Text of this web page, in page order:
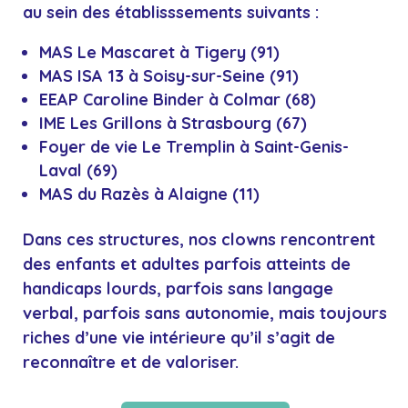
au sein des établisssements suivants :
MAS Le Mascaret à Tigery (91)
MAS ISA 13 à Soisy-sur-Seine (91)
EEAP Caroline Binder à Colmar (68)
IME Les Grillons à Strasbourg (67)
Foyer de vie Le Tremplin à Saint-Genis-
Laval (69)
MAS du Razès à Alaigne (11)
Dans ces structures, nos clowns rencontrent
des enfants et adultes parfois atteints de
handicaps lourds, parfois sans langage
verbal, parfois sans autonomie, mais toujours
riches d’une vie intérieure qu’il s’agit de
reconnaître et de valoriser.